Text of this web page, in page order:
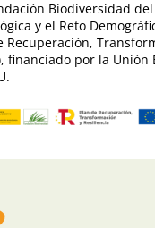
Biodiversidad
y el Reto
Recuperación,
financiado por la Unión